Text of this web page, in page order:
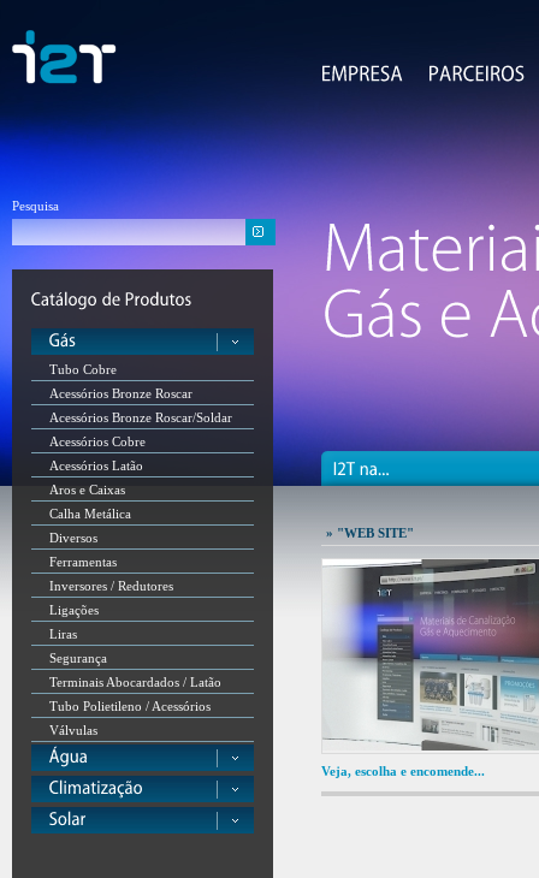
Pesquisa
Tubo Cobre
Acessórios Bronze Roscar
Acessórios Bronze Roscar/Soldar
Acessórios Cobre
Acessórios Latão
Aros e Caixas
Calha Metálica
Diversos
Ferramentas
Inversores / Redutores
Ligações
Liras
Segurança
Terminais Abocardados / Latão
Tubo Polietileno / Acessórios
Válvulas
» "WEB SITE"
Veja, escolha e encomende...